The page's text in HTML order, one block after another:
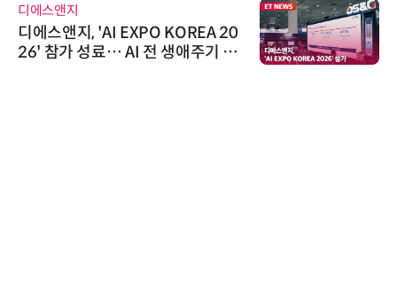
디에스앤지
디에스앤지, 'AI EXPO KOREA 20
26' 참가 성료… AI 전 생애주기 아